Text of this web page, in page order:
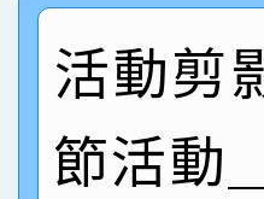
創客第
名
倩參加
名 指導
賀！本
園市英
賀！本
活動剪
節活動